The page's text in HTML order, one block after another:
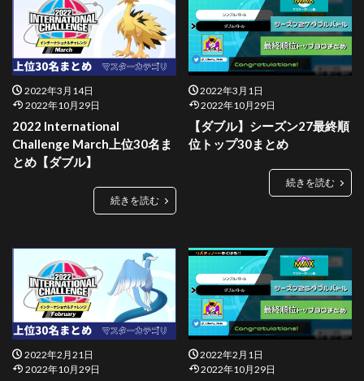
2022年3月14日
2022年10月29日
2022 International
Challenge March上位30名ま
とめ【ダブル】
続きを読む
2022年3月1日
2022年10月29日
【ダブル】シーズン27最終順
位トップ30まとめ
続きを読む
2022年2月21日
2022年10月29日
2022年2月1日
2022年10月29日